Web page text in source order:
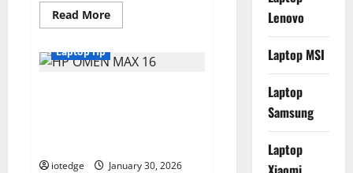
Read MoreRead
more
Infinix
Note
Laptop Hp
iotedge
January 30, 2026
Lenovo
Laptop MSI
Laptop
Samsung
Laptop